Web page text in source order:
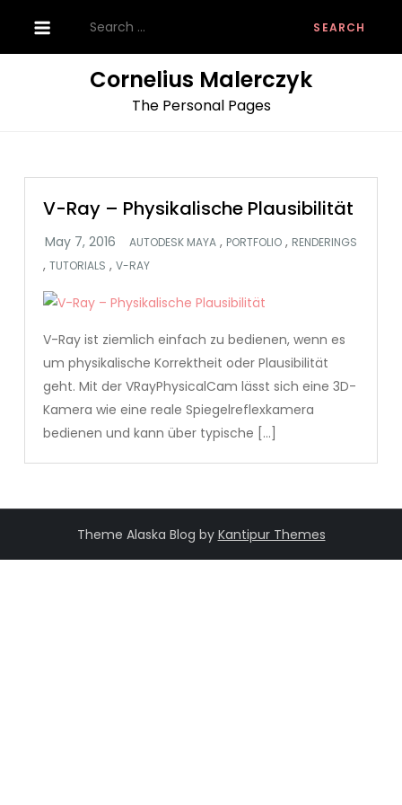
content
for:
Cornelius Malerczyk
The Personal Pages
V-Ray – Physikalische Plausibilität
AUTODESK MAYA , PORTFOLIO , RENDERINGS
,TUTORIALS ,V-RAY
V-Ray ist ziemlich einfach zu bedienen, wenn es
um physikalische Korrektheit oder Plausibilität
geht. Mit der VRayPhysicalCam lässt sich eine 3D-
Kamera wie eine reale Spiegelreflexkamera
bedienen und kann über typische […]
Theme Alaska Blog by Kantipur Themes